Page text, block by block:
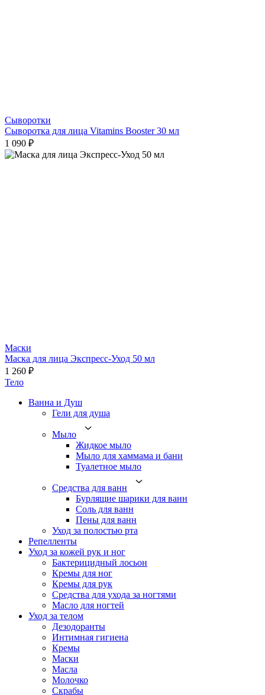
Сыворотки
Сыворотка для лица Vitamins Booster 30 мл
1 090 ₽
Маски
Маска для лица Экспресс-Уход 50 мл
1 260 ₽
Тело
Ванна и Душ
Гели для душа
Мыло
Жидкое мыло
Мыло для хаммама и бани
Туалетное мыло
Средства для ванн
Бурлящие шарики для ванн
Соль для ванн
Пены для ванн
Уход за полостью рта
Репелленты
Уход за кожей рук и ног
Бактерицидный лосьон
Кремы для ног
Кремы для рук
Средства для ухода за ногтями
Масло для ногтей
Уход за телом
Дезодоранты
Интимная гигиена
Кремы
Маски
Масла
Молочко
Скрабы